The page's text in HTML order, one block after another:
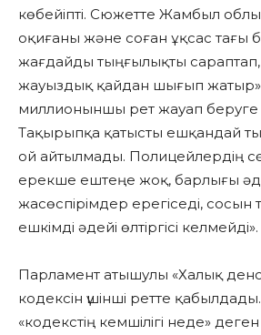
көбейіпті. Сюжетте Жамбыл
оқиғаны және соған ұқсас тағы
жағдайды тыңғылықты
жауыздық қайдан шығып жатыр»
миллионыншы рет жауап
Тақырыпқа қатысты ешқандай
ой айтылмады. Полицейлердің
ерекше ештеңе жоқ, барлығы
жасөспірімдер ерегіседі, сосын
ешкімді әдейі өлтіргісі келмейді».
Парламент атышулы «Халық
кодексін үшінші ретте
«кодекстің кемшілігі неде»